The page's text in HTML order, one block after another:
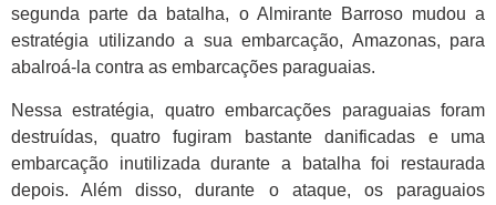
segunda parte da batalha, o Almirante Barroso mudou a
estratégia utilizando a sua embarcação, Amazonas, para
abalroá-la contra as embarcações paraguaias.
Nessa estratégia, quatro embarcações paraguaias foram
destruídas, quatro fugiram bastante danificadas e uma
embarcação inutilizada durante a batalha foi restaurada
depois. Além disso, durante o ataque, os paraguaios